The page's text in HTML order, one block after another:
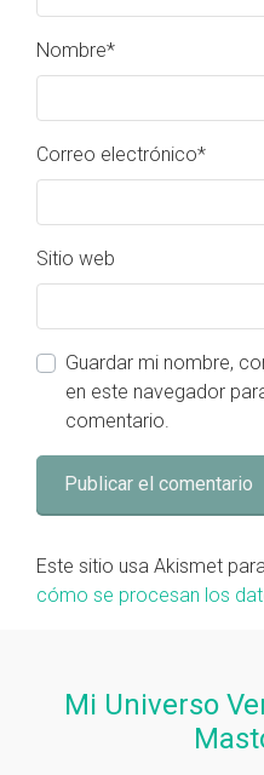
Nombre*
Correo electrónico*
Sitio web
Guardar mi nombre,
en este navegador
comentario.
Este sitio usa Akismet
cómo se procesan los
Mi Universo